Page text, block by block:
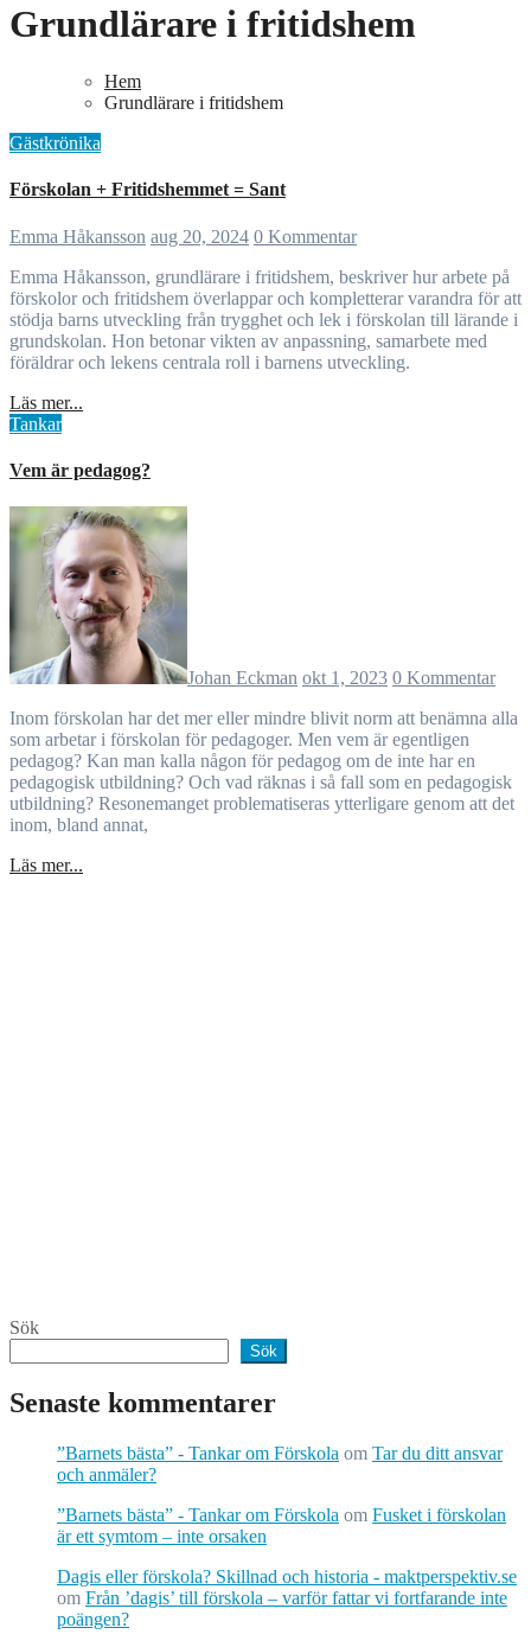
Grundlärare i fritidshem
Hem
Grundlärare i fritidshem
Gästkrönika
Förskolan + Fritidshemmet = Sant
Emma Håkansson aug 20, 2024 0 Kommentar
Emma Håkansson, grundlärare i fritidshem, beskriver hur arbete på
förskolor och fritidshem överlappar och kompletterar varandra för att
stödja barns utveckling från trygghet och lek i förskolan till lärande i
grundskolan. Hon betonar vikten av anpassning, samarbete med
föräldrar och lekens centrala roll i barnens utveckling.
Läs mer...
Tankar
Vem är pedagog?
Johan Eckman okt 1, 2023 0 Kommentar
Inom förskolan har det mer eller mindre blivit norm att benämna alla
som arbetar i förskolan för pedagoger. Men vem är egentligen
pedagog? Kan man kalla någon för pedagog om de inte har en
pedagogisk utbildning? Och vad räknas i så fall som en pedagogisk
utbildning? Resonemanget problematiseras ytterligare genom att det
inom, bland annat,
Läs mer...
Sök
Sök
Senaste kommentarer
”Barnets bästa” - Tankar om Förskola om Tar du ditt ansvar
och anmäler?
”Barnets bästa” - Tankar om Förskola om Fusket i förskolan
är ett symtom – inte orsaken
Dagis eller förskola? Skillnad och historia - maktperspektiv.se
om Från ’dagis’ till förskola – varför fattar vi fortfarande inte
poängen?